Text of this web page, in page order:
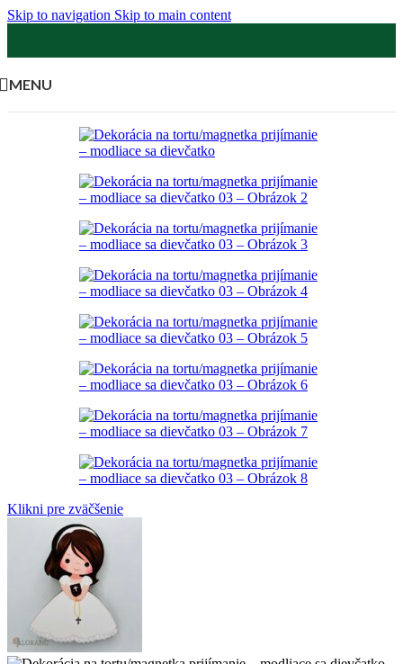
Skip to navigation Skip to main content
MENU
Klikni pre zväčšenie